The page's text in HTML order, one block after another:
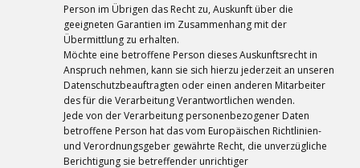
Person im Übrigen das Recht zu, Auskunft über die
geeigneten Garantien im Zusammenhang mit der
Übermittlung zu erhalten.
Möchte eine betroffene Person dieses Auskunftsrecht in
Anspruch nehmen, kann sie sich hierzu jederzeit an unseren
Datenschutzbeauftragten oder einen anderen Mitarbeiter
des für die Verarbeitung Verantwortlichen wenden.
Jede von der Verarbeitung personenbezogener Daten
betroffene Person hat das vom Europäischen Richtlinien-
und Verordnungsgeber gewährte Recht, die unverzügliche
Berichtigung sie betreffender unrichtiger